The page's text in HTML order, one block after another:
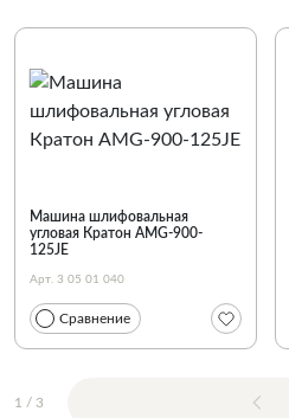
Машина шлифовальная
угловая Кратон AMG-900-
125JE
Арт. 3 05 01 040
Сравнение
1 / 3